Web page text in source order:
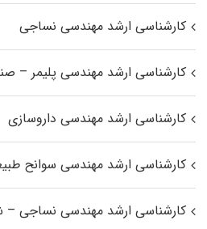
کارشناسی ارشد مهندسی نساجی
کارشناسی ارشد مهندسی پلیمر –
کارشناسی ارشد مهندسی داروسازی
کارشناسی ارشد مهندسی سوانح
کارشناسی ارشد مهندسی نساجی –